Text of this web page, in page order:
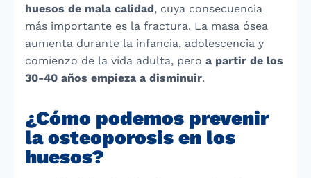
huesos de mala calidad, cuya consecuencia
más importante es la fractura. La masa ósea
aumenta durante la infancia, adolescencia y
comienzo de la vida adulta, pero a partir de los
30-40 años empieza a disminuir.
¿Cómo podemos prevenir
la osteoporosis en los
huesos?